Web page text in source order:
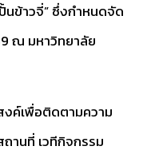
นข้าวจี่” ซึ่งกำหนดจัด
ณ มหาวิทยาลัย
เพื่อติดตามความ
านที่ เวทีกิจกรรม